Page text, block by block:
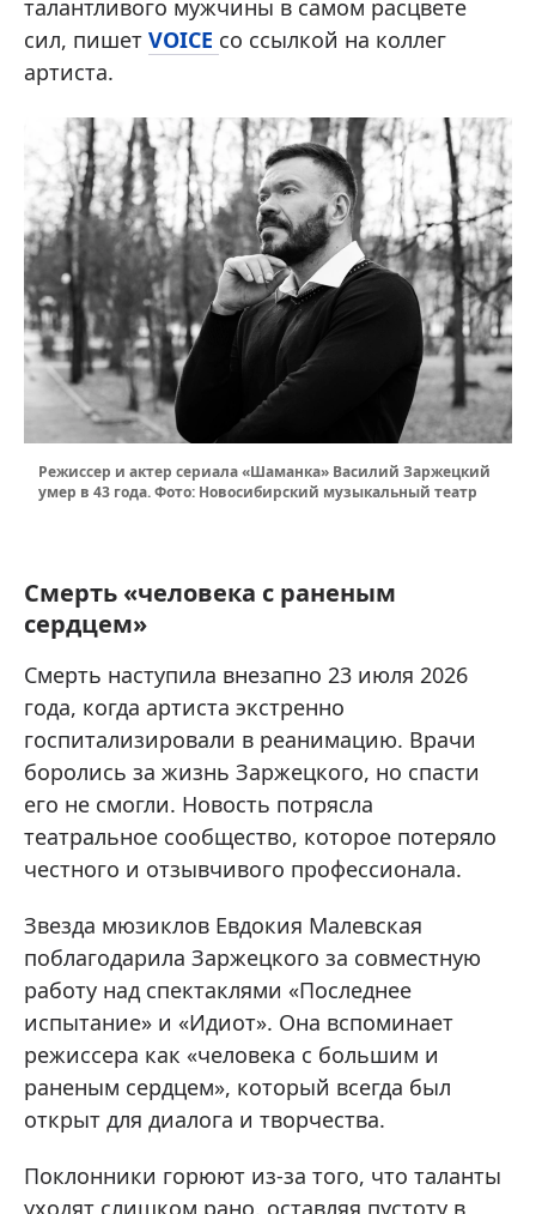
талантливого мужчины в самом расцвете
сил, пишет VOICE со ссылкой на коллег
артиста.
Режиссер и актер сериала «Шаманка» Василий Заржецкий
умер в 43 года. Фото: Новосибирский музыкальный театр
Смерть «человека с раненым
сердцем»
Смерть наступила внезапно 23 июля 2026
года, когда артиста экстренно
госпитализировали в реанимацию. Врачи
боролись за жизнь Заржецкого, но спасти
его не смогли. Новость потрясла
театральное сообщество, которое потеряло
честного и отзывчивого профессионала.
Звезда мюзиклов Евдокия Малевская
поблагодарила Заржецкого за совместную
работу над спектаклями «Последнее
испытание» и «Идиот». Она вспоминает
режиссера как «человека с большим и
раненым сердцем», который всегда был
открыт для диалога и творчества.
Поклонники горюют из-за того, что таланты
уходят слишком рано, оставляя пустоту в